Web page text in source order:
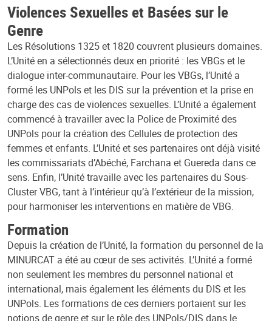
Violences Sexuelles et Basées sur le
Genre
Les Résolutions 1325 et 1820 couvrent plusieurs domaines.
L’Unité en a sélectionnés deux en priorité : les VBGs et le
dialogue inter-communautaire. Pour les VBGs, l’Unité a
formé les UNPols et les DIS sur la prévention et la prise en
charge des cas de violences sexuelles. L’Unité a également
commencé à travailler avec la Police de Proximité des
UNPols pour la création des Cellules de protection des
femmes et enfants. L’Unité et ses partenaires ont déjà visité
les commissariats d’Abéché, Farchana et Guereda dans ce
sens. Enfin, l’Unité travaille avec les partenaires du Sous-
Cluster VBG, tant à l’intérieur qu’à l’extérieur de la mission,
pour harmoniser les interventions en matière de VBG.
Formation
Depuis la création de l’Unité, la formation du personnel de la
MINURCAT a été au cœur de ses activités. L’Unité a formé
non seulement les membres du personnel national et
international, mais également les éléments du DIS et les
UNPols. Les formations de ces derniers portaient sur les
notions de genre et sur le rôle des UNPols/DIS dans le